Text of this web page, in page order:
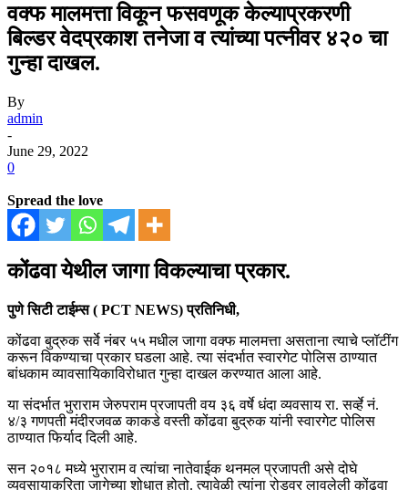
वक्फ मालमत्ता विकून फसवणूक केल्याप्रकरणी
बिल्डर वेदप्रकाश तनेजा व त्यांच्या पत्नीवर ४२० चा
गुन्हा दाखल.
By
admin
-
June 29, 2022
0
Spread the love
कोंढवा येथील जागा विकल्याचा प्रकार.
पुणे सिटी टाईम्स ( PCT NEWS) प्रतिनिधी,
कोंढवा बुद्रुक सर्वे नंबर ५५ मधील जागा वक्फ मालमत्ता असताना त्याचे प्लॉटींग
करून विकण्याचा प्रकार घडला आहे. त्या संदर्भात स्वारगेट पोलिस ठाण्यात
बांधकाम व्यावसायिकाविरोधात गुन्हा दाखल करण्यात आला आहे.
या संदर्भात भुराराम जेरुपराम प्रजापती वय ३६ वर्षे धंदा व्यवसाय रा. सर्व्हे नं.
४/३ गणपती मंदीरजवळ काकडे वस्ती कोंढवा बुद्रुक यांनी स्वारगेट पोलिस
ठाण्यात फिर्याद दिली आहे.
सन २०१८ मध्ये भुराराम व त्यांचा नातेवाईक थनमल प्रजापती असे दोघे
व्यवसायाकरिता जागेच्या शोधात होतो. त्यावेळी त्यांना रोडवर लावलेली कोंढवा